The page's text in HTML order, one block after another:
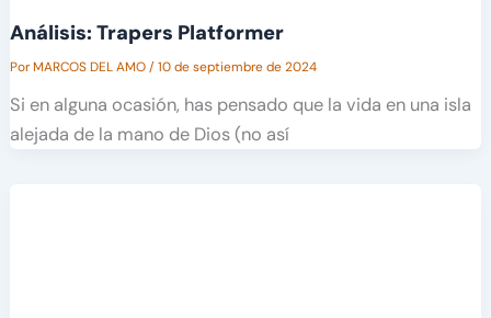
Análisis: Trapers Platformer
PorMARCOS DEL AMO/10 de septiembre de 2024
Si en alguna ocasión, has pensado que la vida en una isla
alejada de la mano de Dios (no así